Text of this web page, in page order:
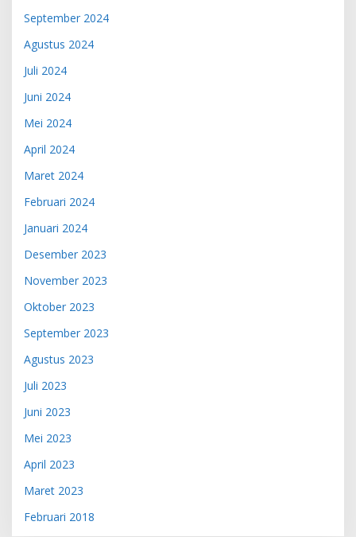
September 2024
Agustus 2024
Juli 2024
Juni 2024
Mei 2024
April 2024
Maret 2024
Februari 2024
Januari 2024
Desember 2023
November 2023
Oktober 2023
September 2023
Agustus 2023
Juli 2023
Juni 2023
Mei 2023
April 2023
Maret 2023
Februari 2018